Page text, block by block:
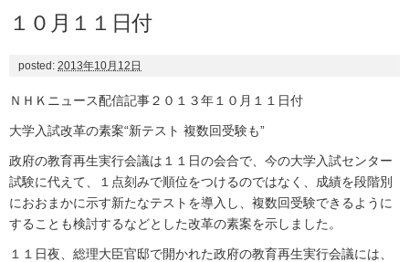
１０月１１日付
posted: 2013年10月12日
ＮＨＫニュース配信記事２０１３年１０月１１日付
大学入試改革の素案“新テスト 複数回受験も”
政府の教育再生実行会議は１１日の会合で、今の大学入試センター
試験に代えて、１点刻みで順位をつけるのではなく、成績を段階別
におおまかに示す新たなテストを導入し、複数回受験できるように
することも検討するなどとした改革の素案を示しました。
１１日夜、総理大臣官邸で開かれた政府の教育再生実行会議には、